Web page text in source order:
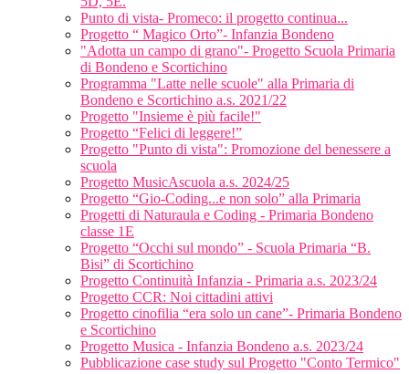
Punto di vista- Promeco: il progetto continua...
Progetto “ Magico Orto”- Infanzia Bondeno
"Adotta un campo di grano"- Progetto Scuola Primaria
di Bondeno e Scortichino
Programma "Latte nelle scuole" alla Primaria di
Bondeno e Scortichino a.s. 2021/22
Progetto "Insieme è più facile!"
Progetto “Felici di leggere!”
Progetto "Punto di vista": Promozione del benessere a
scuola
Progetto MusicAscuola a.s. 2024/25
Progetto “Gio-Coding...e non solo” alla Primaria
Progetti di Naturaula e Coding - Primaria Bondeno
classe 1E
Progetto “Occhi sul mondo” - Scuola Primaria “B.
Bisi” di Scortichino
Progetto Continuità Infanzia - Primaria a.s. 2023/24
Progetto CCR: Noi cittadini attivi
Progetto cinofilia “era solo un cane”- Primaria Bondeno
e Scortichino
Progetto Musica - Infanzia Bondeno a.s. 2023/24
Pubblicazione case study sul Progetto "Conto Termico"